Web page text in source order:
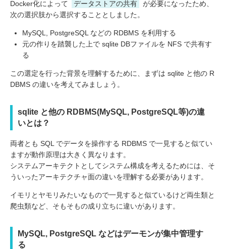
Docker化によって データストアの共有
が必要になったため、
次の選択肢から選択することとしました。
MySQL, PostgreSQL などの RDBMS を利用する
元の作りを踏襲した上で sqlite DBファイルを NFS で共有す
る
この選定を行った背景を理解するために、まずは sqlite と他の R
DBMS の違いを考えてみましょう。
sqlite と他の RDBMS(MySQL, PostgreSQL等)の違
いとは？
両者とも SQL でデータを操作する RDBMS で一見すると似てい
ますが動作原理は大きく異なります。
システムアーキテクトとしてシステム構成を考えるためには、そ
ういったアーキテクチャ面の違いを理解する必要があります。
イモリとヤモリみたいなもので一見すると似ているけど両生類と
爬虫類など、そもそもの成り立ちに違いがあります。
MySQL, PostgreSQL などはデーモンが集中管理す
る